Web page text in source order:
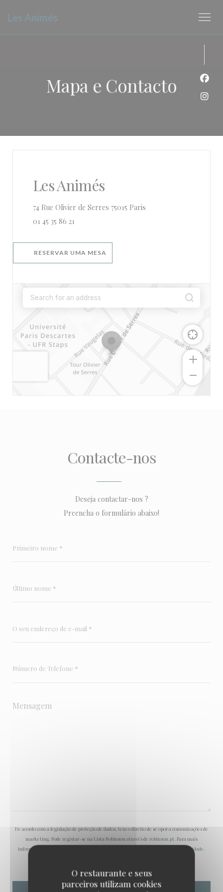
O restaurante e seus
parceiros utilizam cookies
Les Animés
Mapa e Contacto
Les Animés
74 Rue Olivier de Serres 75015 Paris
01 45 35 86 21
RESERVAR UMA MESA
Contacte-nos
Deseja contactar-nos ?
Preencha o formulário abaixo!
De acordo com a legislação de proteção de dados, tem o direito de se opor a comunicações de
marketing. Pode registar-se na Lista Robinson através de robinson.pt . Para mais
informações sobre o tratamento dos seus dados, consulte a nossa
política de privacidade